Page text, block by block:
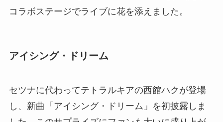
コラボステージでライブに花を添えました。
アイシング・ドリーム
セツナに代わってテトラルキアの西館ハクが登場
し、新曲「アイシング・ドリーム」を初披露しま